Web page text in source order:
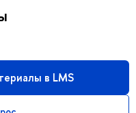
в LMS